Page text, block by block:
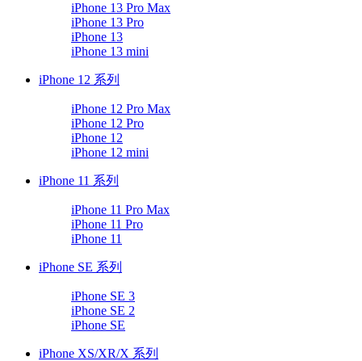
iPhone 13 Pro Max
iPhone 13 Pro
iPhone 13
iPhone 13 mini
iPhone 12 系列
iPhone 12 Pro Max
iPhone 12 Pro
iPhone 12
iPhone 12 mini
iPhone 11 系列
iPhone 11 Pro Max
iPhone 11 Pro
iPhone 11
iPhone SE 系列
iPhone SE 3
iPhone SE 2
iPhone SE
iPhone XS/XR/X 系列